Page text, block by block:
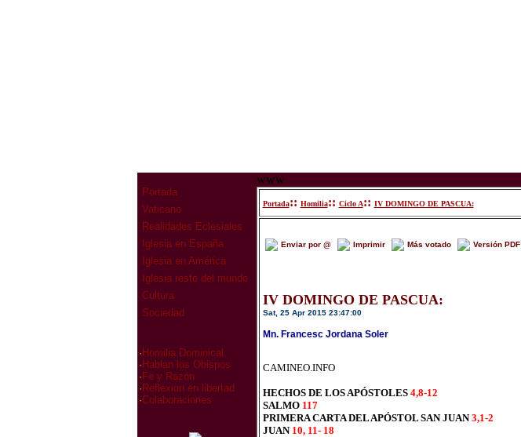
Portada
Vaticano
Realidades Eclesiales
Iglesia en España
Iglesia en América
Iglesia resto del mundo
Cultura
Sociedad
· Homilia Dominical
· Hablan los Obispos
· Fe y Razón
· Reflexion en libertad
·Colaboraciones
www
Portada:: Homilia:: Ciclo A:: IV DOMINGO DE PASCUA:
Enviar por @ Imprimir Más votado Versión PDF
IV DOMINGO DE PASCUA:
Sat, 25 Apr 2015 23:47:00
Mn. Francesc Jordana Soler
CAMINEO.INFO
HECHOS DE LOS APÓSTOLES 4,8-12
SALMO117
PRIMERA CARTA DEL APÓSTOL SAN JUAN3,1-2
JUAN 10, 11- 18